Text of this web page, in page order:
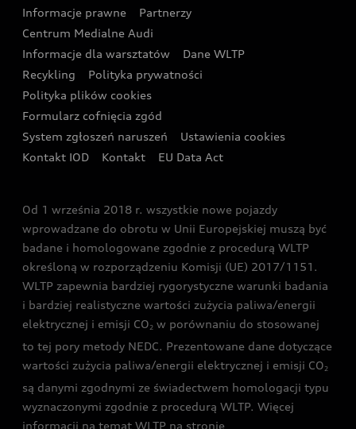
Oferta dla przedsiębiorców
Oferta dla klientów prywatnych
Kalkulator rat
Ubezpieczenie
Audi exclusive
Zasięg
Akcje serwisowe Audi
Katalog online akcesoriów
Audi i Muzeum Sztuki Nowoczesnej w Warszawie
Audi driving experience
Audi quattro Cup
Audi i Puchar Świata w Skokach Narciarskich w
Zakopanem
Informacje prawne
Partnerzy
Centrum Medialne Audi
Informacje dla warsztatów
Dane WLTP
Recykling
Polityka prywatności
Polityka plików cookies
Formularz cofnięcia zgód
System zgłoszeń naruszeń
Ustawienia cookies
Kontakt IOD
Kontakt EU Data Act
Od 1 września 2018 r. wszystkie nowe pojazdy
wprowadzane do obrotu w Unii Europejskiej muszą być
badane i homologowane zgodnie z procedurą WLTP
określoną w rozporządzeniu Komisji (UE) 2017/1151.
WLTP zapewnia bardziej rygorystyczne warunki badania
i bardziej realistyczne wartości zużycia paliwa/energii
elektrycznej i emisji CO 2 w porównaniu do stosowanej
to tej pory metody NEDC. Prezentowane dane dotyczące
wartości zużycia paliwa/energii elektrycznej i emisji CO 2
są danymi zgodnymi ze świadectwem homologacji typu
wyznaczonymi zgodnie z procedurą WLTP. Więcej
informacji na temat WLTP na stronie